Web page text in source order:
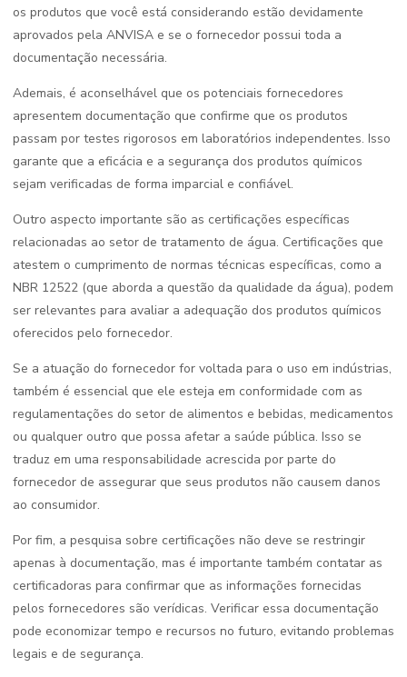
os produtos que você está considerando estão devidamente
aprovados pela ANVISA e se o fornecedor possui toda a
documentação necessária.
Ademais, é aconselhável que os potenciais fornecedores
apresentem documentação que confirme que os produtos
passam por testes rigorosos em laboratórios independentes. Isso
garante que a eficácia e a segurança dos produtos químicos
sejam verificadas de forma imparcial e confiável.
Outro aspecto importante são as certificações específicas
relacionadas ao setor de tratamento de água. Certificações que
atestem o cumprimento de normas técnicas específicas, como a
NBR 12522 (que aborda a questão da qualidade da água), podem
ser relevantes para avaliar a adequação dos produtos químicos
oferecidos pelo fornecedor.
Se a atuação do fornecedor for voltada para o uso em indústrias,
também é essencial que ele esteja em conformidade com as
regulamentações do setor de alimentos e bebidas, medicamentos
ou qualquer outro que possa afetar a saúde pública. Isso se
traduz em uma responsabilidade acrescida por parte do
fornecedor de assegurar que seus produtos não causem danos
ao consumidor.
Por fim, a pesquisa sobre certificações não deve se restringir
apenas à documentação, mas é importante também contatar as
certificadoras para confirmar que as informações fornecidas
pelos fornecedores são verídicas. Verificar essa documentação
pode economizar tempo e recursos no futuro, evitando problemas
legais e de segurança.